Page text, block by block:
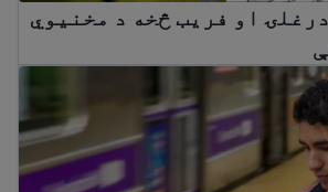
او فریب څخه د مخنیوي